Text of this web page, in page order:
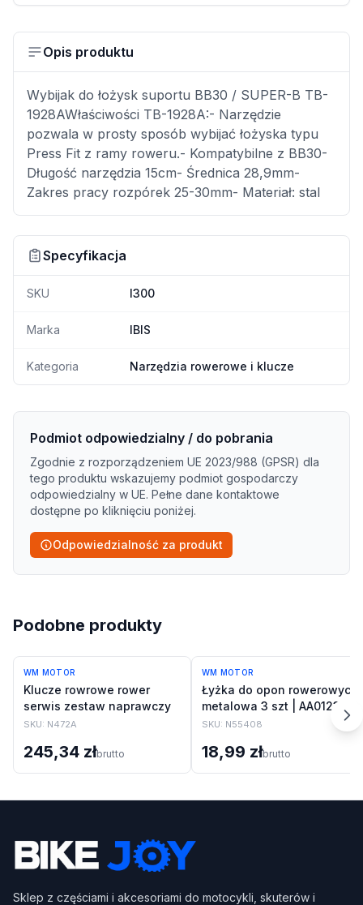
Opis produktu
Wybijak do łożysk suportu BB30 / SUPER-B TB-
1928AWłaściwości TB-1928A:- Narzędzie
pozwala w prosty sposób wybijać łożyska typu
Press Fit z ramy roweru.- Kompatybilne z BB30-
Długość narzędzia 15cm- Średnica 28,9mm-
Zakres pracy rozpórek 25-30mm- Materiał: stal
Specyfikacja
SKU I300
Marka IBIS
Kategoria Narzędzia rowerowe i klucze
Podmiot odpowiedzialny / do pobrania
Zgodnie z rozporządzeniem UE 2023/988 (GPSR) dla
tego produktu wskazujemy podmiot gospodarczy
odpowiedzialny w UE. Pełne dane kontaktowe
dostępne po kliknięciu poniżej.
Odpowiedzialność za produkt
Podobne produkty
WM MOTOR
Klucze rowrowe rower
serwis zestaw naprawczy
SKU: N472A
245,34 złbrutto
WM MOTOR
Łyżka do opon rowerowych
metalowa 3 szt | AA012323
SKU: N55408
18,99 złbrutto
Sklep z częściami i akcesoriami do motocykli, skuterów i